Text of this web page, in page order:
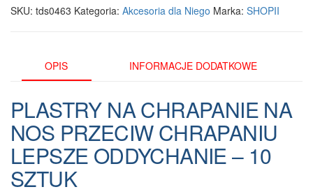
Better
Sztuk
dla
Oddychania
i
Komfortowego
Snu
SKU: tds0463 Kategoria: Akcesoria dla Niego Marka: SHOPII
OPIS INFORMACJE DODATKOWE
PLASTRY NA CHRAPANIE NA
NOS PRZECIW CHRAPANIU
LEPSZE ODDYCHANIE – 10
SZTUK